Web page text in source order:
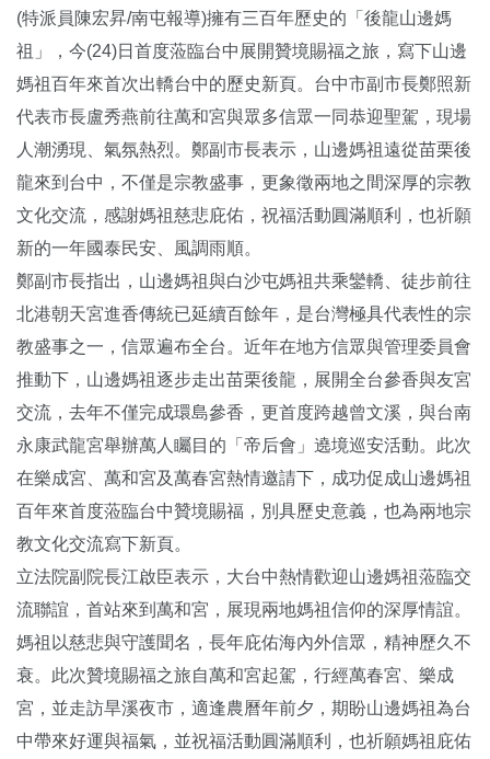
(特派員陳宏昇/南屯報導)擁有三百年歷史的「後龍山邊媽
祖」，今(24)日首度蒞臨台中展開贊境賜福之旅，寫下山邊
媽祖百年來首次出轎台中的歷史新頁。台中市副市長鄭照新
代表市長盧秀燕前往萬和宮與眾多信眾一同恭迎聖駕，現場
人潮湧現、氣氛熱烈。鄭副市長表示，山邊媽祖遠從苗栗後
龍來到台中，不僅是宗教盛事，更象徵兩地之間深厚的宗教
文化交流，感謝媽祖慈悲庇佑，祝福活動圓滿順利，也祈願
新的一年國泰民安、風調雨順。
鄭副市長指出，山邊媽祖與白沙屯媽祖共乘鑾轎、徒步前往
北港朝天宮進香傳統已延續百餘年，是台灣極具代表性的宗
教盛事之一，信眾遍布全台。近年在地方信眾與管理委員會
推動下，山邊媽祖逐步走出苗栗後龍，展開全台參香與友宮
交流，去年不僅完成環島參香，更首度跨越曾文溪，與台南
永康武龍宮舉辦萬人矚目的「帝后會」遶境巡安活動。此次
在樂成宮、萬和宮及萬春宮熱情邀請下，成功促成山邊媽祖
百年來首度蒞臨台中贊境賜福，別具歷史意義，也為兩地宗
教文化交流寫下新頁。
立法院副院長江啟臣表示，大台中熱情歡迎山邊媽祖蒞臨交
流聯誼，首站來到萬和宮，展現兩地媽祖信仰的深厚情誼。
媽祖以慈悲與守護聞名，長年庇佑海內外信眾，精神歷久不
衰。此次贊境賜福之旅自萬和宮起駕，行經萬春宮、樂成
宮，並走訪旱溪夜市，適逢農曆年前夕，期盼山邊媽祖為台
中帶來好運與福氣，並祝福活動圓滿順利，也祈願媽祖庇佑